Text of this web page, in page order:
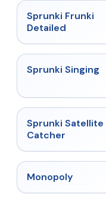
★
Sprunki Frunki
Detailed
★
Sprunki Singing
★
Sprunki Satellite
Catcher
Monopoly